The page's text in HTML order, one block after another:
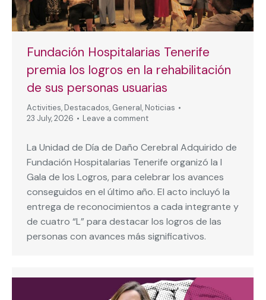
Fundación Hospitalarias Tenerife
premia los logros en la rehabilitación
de sus personas usuarias
Activities, Destacados, General, Noticias
23 July, 2026
Leave a comment
La Unidad de Día de Daño Cerebral Adquirido de
Fundación Hospitalarias Tenerife organizó la I
Gala de los Logros, para celebrar los avances
conseguidos en el último año. El acto incluyó la
entrega de reconocimientos a cada integrante y
de cuatro “L” para destacar los logros de las
personas con avances más significativos.